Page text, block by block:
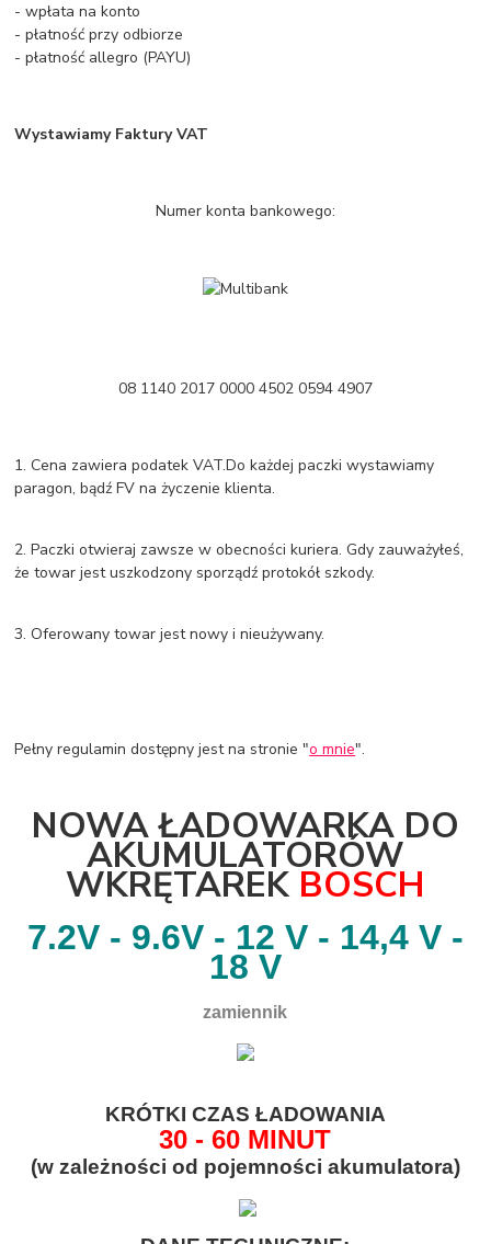
- wpłata na konto
- płatność przy odbiorze
- płatność allegro (PAYU)
Wystawiamy Faktury VAT
Numer konta bankowego:
08 1140 2017 0000 4502 0594 4907
1. Cena zawiera podatek VAT.Do każdej paczki wystawiamy
paragon, bądź FV na życzenie klienta.
2. Paczki otwieraj zawsze w obecności kuriera. Gdy zauważyłeś,
że towar jest uszkodzony sporządź protokół szkody.
3. Oferowany towar jest nowy i nieużywany.
Pełny regulamin dostępny jest na stronie "o mnie".
NOWA ŁADOWARKA DO
AKUMULATORÓW
WKRĘTAREK BOSCH
7.2V - 9.6V - 12 V - 14,4 V -
18 V
zamiennik
KRÓTKI CZAS ŁADOWANIA
30 - 60 MINUT
(w zależności od pojemności akumulatora)